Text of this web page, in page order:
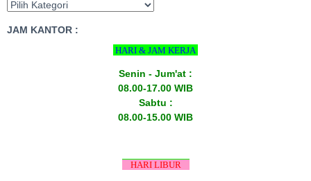
JAM KANTOR :
HARI & JAM KERJA
Senin - Jum'at :
08.00-17.00 WIB
Sabtu :
08.00-15.00 WIB
HARI LIBUR